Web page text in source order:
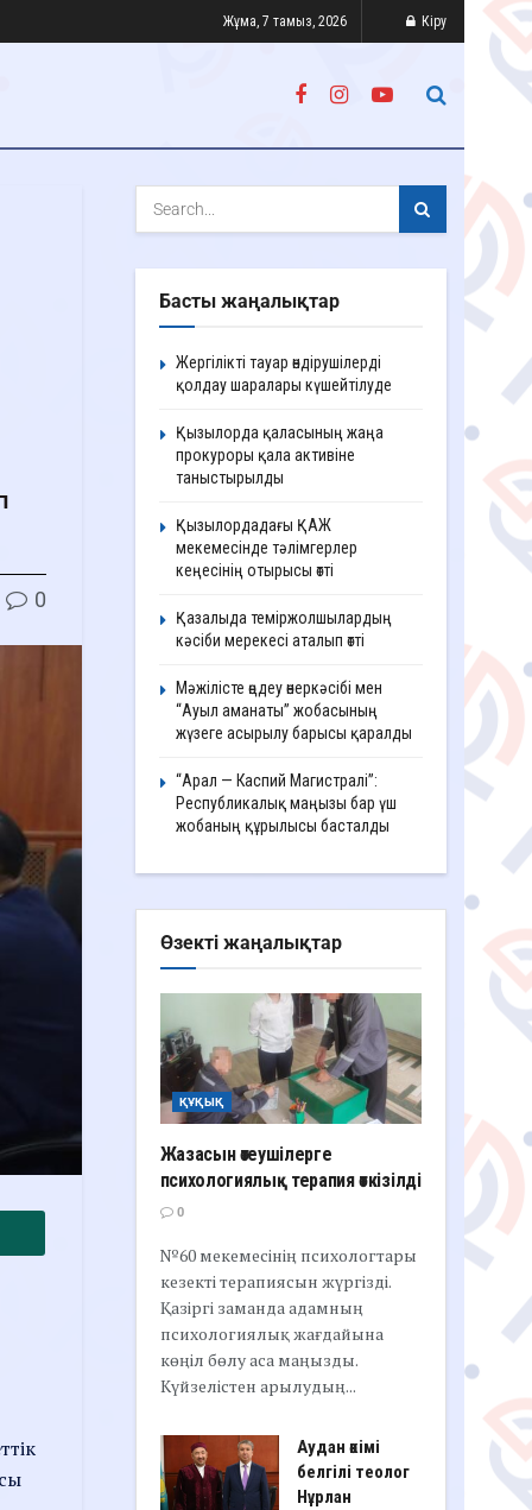
Жұма, 7 тамыз, 2026 Кіру
0
Басты жаңалықтар
Жергілікті тауар өндірушілерді
қолдау шаралары күшейтілуде
Қызылорда қаласының жаңа
прокуроры қала активіне
таныстырылды
Қызылордадағы ҚАЖ
мекемесінде тәлімгерлер
кеңесінің отырысы өтті
Қазалыда теміржолшылардың
кәсіби мерекесі аталып өтті
Мәжілісте өңдеу өнеркәсібі мен
“Ауыл аманаты” жобасының
жүзеге асырылу барысы қаралды
“Арал — Каспий Магистралі”:
Республикалық маңызы бар үш
жобаның құрылысы басталды
Өзекті жаңалықтар
ҚҰҚЫҚ
Жазасын өтеушілерге
психологиялық терапия өткізілді
0
№60 мекемесінің психологтары
кезекті терапиясын жүргізді.
Қазіргі заманда адамның
психологиялық жағдайына
көңіл бөлу аса маңызды.
Күйзелістен арылудың...
Аудан әкімі
белгілі теолог
Нұрлан